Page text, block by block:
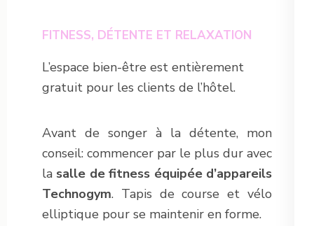
FITNESS, DÉTENTE ET RELAXATION
L’espace bien-être est entièrement
gratuit pour les clients de l’hôtel.
Avant de songer à la détente, mon
conseil: commencer par le plus dur avec
la salle de fitness équipée d’appareils
Technogym. Tapis de course et vélo
elliptique pour se maintenir en forme.